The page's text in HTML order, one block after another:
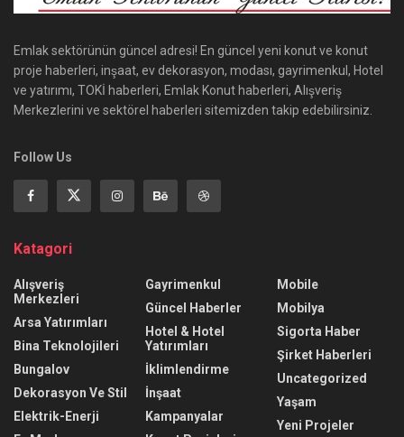
Emlak sektörünün güncel adresi! En güncel yeni konut ve konut
proje haberleri, inşaat, ev dekorasyon, modası, gayrimenkul, Hotel
ve yatırımı, TOKİ haberleri, Emlak Konut haberleri, Alışveriş
Merkezlerini ve sektörel haberleri sitemizden takip edebilirsiniz.
Follow Us
Katagori
Alışveriş
Merkezleri
Arsa Yatırımları
Bina Teknolojileri
Bungalov
Dekorasyon Ve Stil
Elektrik-Enerji
Gayrimenkul
Güncel Haberler
Hotel & Hotel
Yatırımları
İklimlendirme
İnşaat
Kampanyalar
Mobile
Mobilya
Sigorta Haber
Şirket Haberleri
Uncategorized
Yaşam
Yeni Projeler